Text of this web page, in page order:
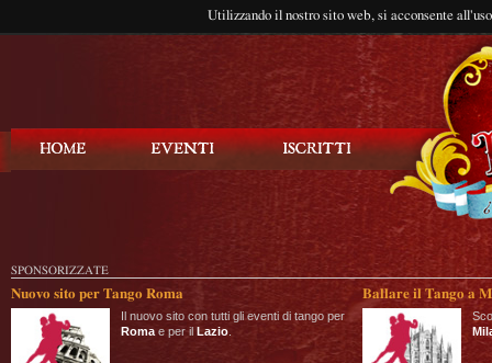
Utilizzando il nostro sito web, si acconsente
SPONSORIZZATE
Nuovo sito per Tango Roma
Il nuovo sito con tutti gli eventi di tango per
Roma e per il Lazio
Ballare il Tango a